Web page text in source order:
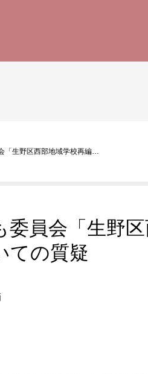
「生野区西部地域学校再編…
委員会「生野
ての質疑